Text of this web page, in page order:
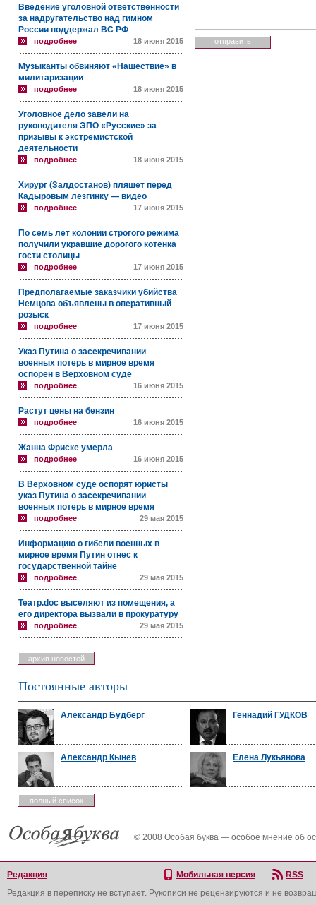
Введение уголовной ответственности
за надругательство над гимном
России поддержал ВС РФ
подробнее 18 июня 2015
Музыканты обвиняют «Нашествие» в
милитаризации
подробнее 18 июня 2015
Уголовное дело завели на
руководителя ЭПО «Русские» за
призывы к экстремистской
деятельности
подробнее 18 июня 2015
Хирург (Залдостанов) пляшет перед
Кадыровым лезгинку — видео
подробнее 17 июня 2015
По семь лет колонии строгого режима
получили укравшие дорогого котенка
гости столицы
подробнее 17 июня 2015
Предполагаемые заказчики убийства
Немцова объявлены в оперативный
розыск
подробнее 17 июня 2015
Указ Путина о засекречивании
военных потерь в мирное время
оспорен в Верховном суде
подробнее 16 июня 2015
Растут цены на бензин
подробнее 16 июня 2015
Жанна Фриске умерла
подробнее 16 июня 2015
В Верховном суде оспорят юристы
указ Путина о засекречивании
военных потерь в мирное время
подробнее 29 мая 2015
Информацию о гибели военных в
мирное время Путин отнес к
государственной тайне
подробнее 29 мая 2015
Театр.doc выселяют из помещения, а
его директора вызвали в прокуратуру
подробнее 29 мая 2015
архив новостей
Постоянные авторы
Александр Будберг Геннадий ГУДКОВ
Александр Кынев Елена Лукьянова
полный список
© 2008 Особая буква — особое мнение об
Редакция Мобильная версия
RSS
Редакция в переписку не вступает. Рукописи не рецензируются и не